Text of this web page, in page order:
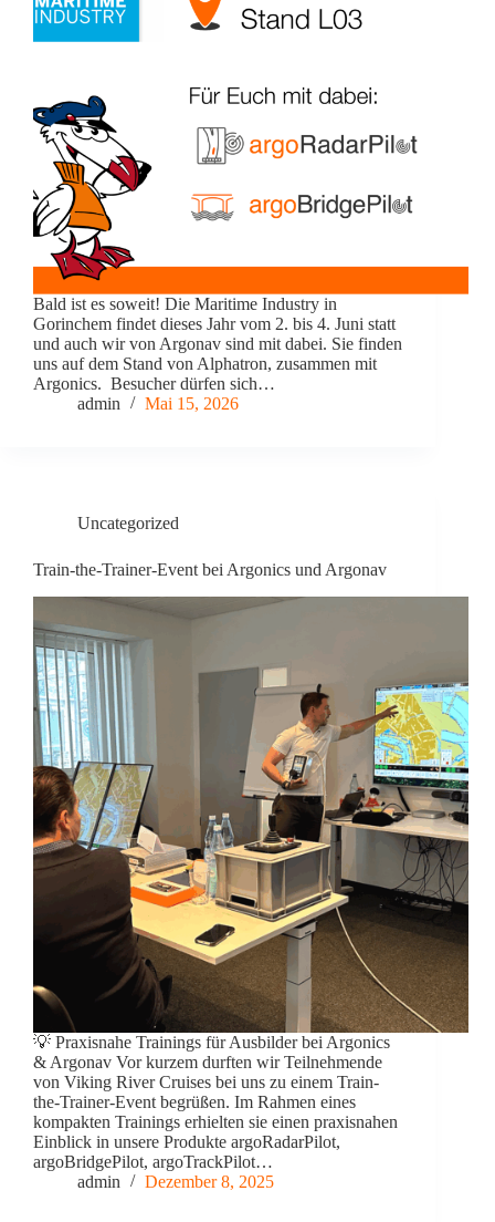
Bald ist es soweit! Die Maritime Industry in
Gorinchem findet dieses Jahr vom 2. bis 4. Juni statt
und auch wir von Argonav sind mit dabei. Sie finden
uns auf dem Stand von Alphatron, zusammen mit
Argonics. Besucher dürfen sich…
admin
Mai 15, 2026
Uncategorized
Train-the-Trainer-Event bei Argonics und Argonav
💡 Praxisnahe Trainings für Ausbilder bei Argonics
& Argonav Vor kurzem durften wir Teilnehmende
von Viking River Cruises bei uns zu einem Train-
the-Trainer-Event begrüßen. Im Rahmen eines
kompakten Trainings erhielten sie einen praxisnahen
Einblick in unsere Produkte argoRadarPilot,
argoBridgePilot, argoTrackPilot…
admin
Dezember 8, 2025